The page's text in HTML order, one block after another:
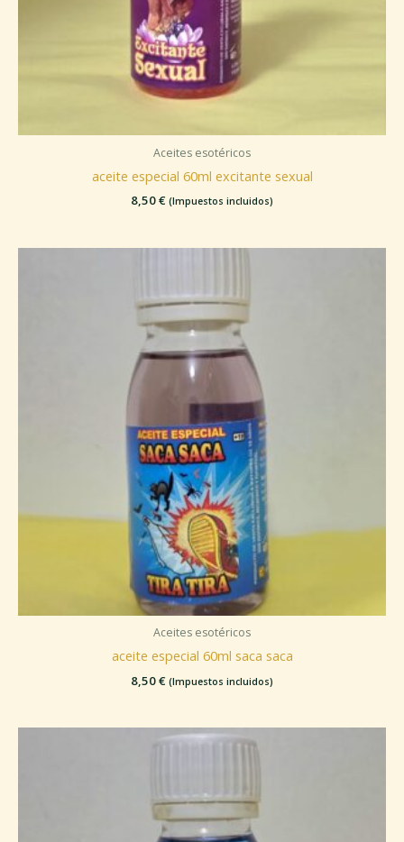
Aceites esotéricos
aceite especial 60ml excitante sexual
8,50€ (Impuestos incluidos)
Aceites esotéricos
aceite especial 60ml saca saca
8,50€ (Impuestos incluidos)